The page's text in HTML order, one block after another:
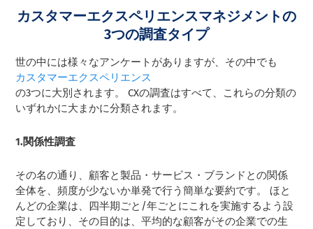
カスタマーエクスペリエンスマネジメントの
3つの調査タイプ
世の中には様々なアンケートがありますが、その中でも
カスタマーエクスペリエンス
の3つに大別されます。 CXの調査はすべて、これらの分類の
いずれかに大まかに分類されます。
1.関係性調査
その名の通り、顧客と製品・サービス・ブランドとの関係
全体を、頻度が少ないか単発で行う簡単な要約です。 ほと
んどの企業は、四半期ごと/年ごとにこれを実施するよう設
定しており、その目的は、平均的な顧客がその企業での生